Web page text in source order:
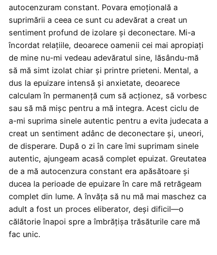
autocenzuram constant. Povara emoțională a
suprimării a ceea ce sunt cu adevărat a creat un
sentiment profund de izolare și deconectare. Mi-a
încordat relațiile, deoarece oamenii cei mai apropiați
de mine nu-mi vedeau adevăratul sine, lăsându-mă
să mă simt izolat chiar și printre prieteni. Mental, a
dus la epuizare intensă și anxietate, deoarece
calculam în permanență cum să acționez, să vorbesc
sau să mă mișc pentru a mă integra. Acest ciclu de
a-mi suprima sinele autentic pentru a evita judecata a
creat un sentiment adânc de deconectare și, uneori,
de disperare. După o zi în care îmi suprimam sinele
autentic, ajungeam acasă complet epuizat. Greutatea
de a mă autocenzura constant era apăsătoare și
ducea la perioade de epuizare în care mă retrăgeam
complet din lume. A învăța să nu mă mai maschez ca
adult a fost un proces eliberator, deși dificil—o
călătorie înapoi spre a îmbrățișa trăsăturile care mă
fac unic.